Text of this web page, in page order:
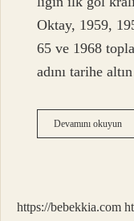
Oktay, 1959,
65 ve 1968
adını tarihe
Devamını okuyunEn
https://bebekkia.com